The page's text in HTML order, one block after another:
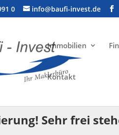
0 info@baufi-invest.de
Immobilien
Kontakt
Sehr frei